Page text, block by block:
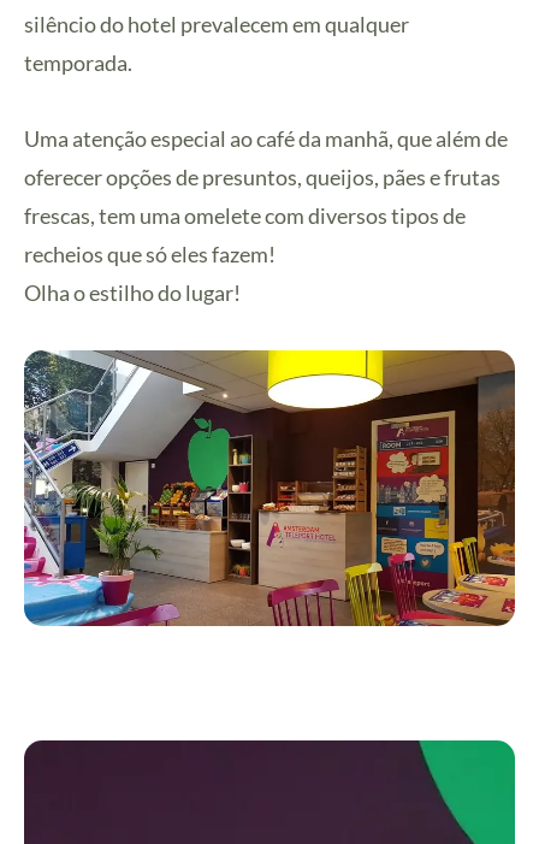
silêncio do hotel prevalecem em qualquer
temporada.
Uma atenção especial ao café da manhã, que além de
oferecer opções de presuntos, queijos, pães e frutas
frescas, tem uma omelete com diversos tipos de
recheios que só eles fazem!
Olha o estilho do lugar!